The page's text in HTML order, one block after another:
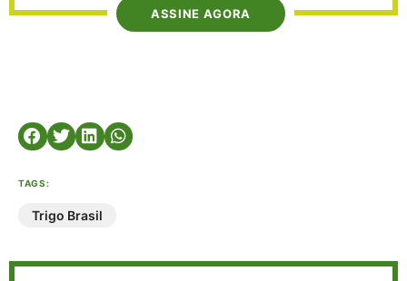
ASSINE AGORA
TAGS:
Trigo Brasil